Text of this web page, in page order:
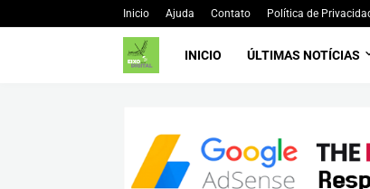
Inicio Ajuda Contato Política de
INICIO ÚLTIMAS NOTÍCIAS